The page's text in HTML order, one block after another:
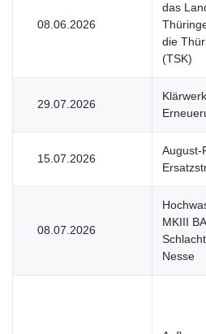
08.06.2026
das
die
(TSK)
29.07.2026
15.07.2026
August-
08.07.2026
MKIII
Nesse